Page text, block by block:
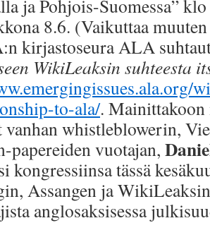
ja Pohjois-Suomessa”
8.6. (Vaikuttaa
kirjastoseura ALA
WikiLeaksin suhteesta
to-ala/.
vanhan whistleblowerin,
papereiden vuotajan,
kongressiinsa tässä
Assangen ja
anglosaksisessa